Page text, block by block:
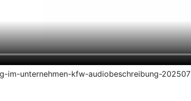
im-unternehmen-kfw-audiobeschreibung-202507